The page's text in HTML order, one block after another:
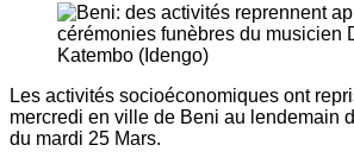
Les activités socioéconomiques ont
mercredi en ville de Beni au lendemain
du mardi 25 Mars.